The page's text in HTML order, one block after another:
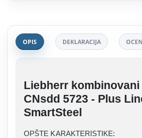
OPIS DEKLARACIJA
Liebherr
CNsdd 5723 - Plus
SmartSteel
OPŠTE KARAKTERISTIKE: